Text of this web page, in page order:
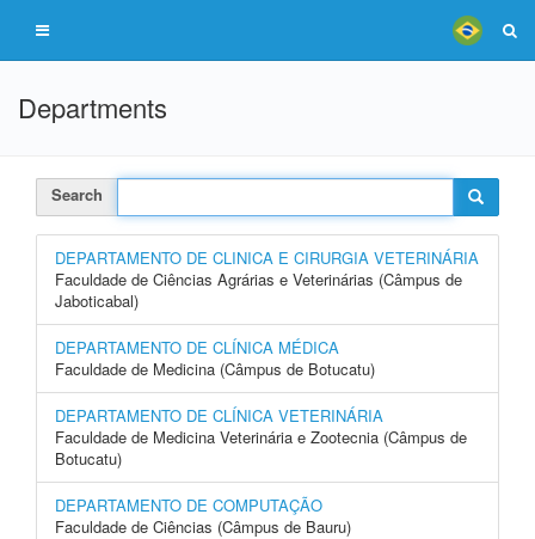
Departments
Search
DEPARTAMENTO DE CLINICA E CIRURGIA VETERINÁRIA
Faculdade de Ciências Agrárias e Veterinárias (Câmpus de
Jaboticabal)
DEPARTAMENTO DE CLÍNICA MÉDICA
Faculdade de Medicina (Câmpus de Botucatu)
DEPARTAMENTO DE CLÍNICA VETERINÁRIA
Faculdade de Medicina Veterinária e Zootecnia (Câmpus de
Botucatu)
DEPARTAMENTO DE COMPUTAÇÃO
Faculdade de Ciências (Câmpus de Bauru)